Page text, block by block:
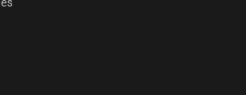
Happen!, ARTEMIS LETO, ORADEA, 8